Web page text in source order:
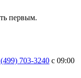
первым.
703-3240 с 09:00